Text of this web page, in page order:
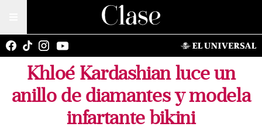
Khloé Kardashian luce un
anillo de diamantes y modela
infartante bikini